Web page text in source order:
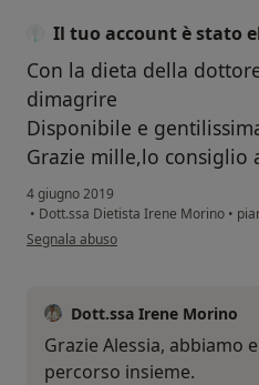
Il tuo account è stato
Con la dieta della
dimagrire
Disponibile e
Grazie mille,lo consiglio
4 giugno 2019
• Dott.ssa Dietista Irene Morino •
secondo l'opinione dell'utente Il tuo
Segnala abuso
Dott.ssa Irene Morino
Grazie Alessia, abbiamo
percorso insieme.